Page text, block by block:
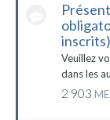
inscrits)
Veuillez
dans les
2 903